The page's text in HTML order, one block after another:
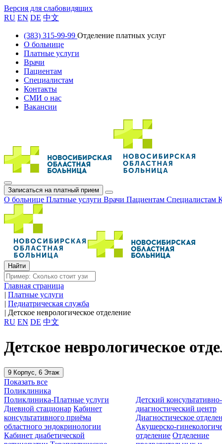
Версия для слабовидящих
RU EN DE 中文
(383) 315-99-99 Отделение платных услуг
О больнице
Платные услуги
Врачи
Пациентам
Специалистам
Контакты
СМИ о нас
Вакансии
Записаться на платный прием
О больнице Платные услуги Врачи Пациентам Специалистам
Главная страница
| Платные услуги
| Педиатрическая служба
| Детское неврологическое отделение
RU EN DE 中文
Детское неврологическое
9 Корпус, 6 Этаж
Показать все
Поликлиника
Поликлиника-Платные услуги
Дневной стационар Кабинет
консультативного приёма
областного эндокринологии
Кабинет диабетической
Детский консультативно-
диагностический центр
Диагностическое
Акушерско-
отделение Отделение